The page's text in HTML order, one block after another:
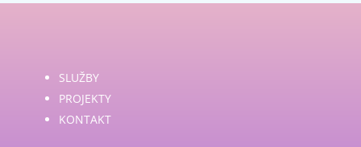
SLUŽBY
PROJEKTY
KONTAKT